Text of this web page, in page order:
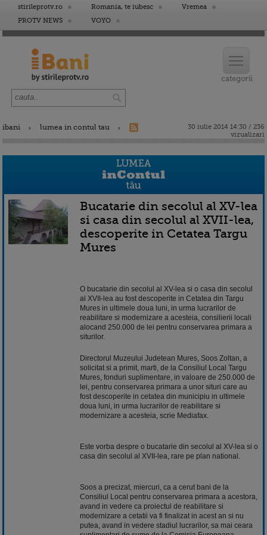
stirileprotv.ro Romania, te iubesc
Vremea
PROTV NEWS
VOYO
ibani lumea in contul tau
30 iulie 2014 14:30 / 236
vizualizari
Bucatarie din secolul al XV-lea
si casa din secolul al XVII-lea,
descoperite in Cetatea Targu
Mures
O bucatarie din secolul al XV-lea si o casa din secolul
al XVII-lea au fost descoperite in Cetatea din Targu
Mures in ultimele doua luni, in urma lucrarilor de
reabilitare si modernizare a acesteia, consilierii locali
alocand 250.000 de lei pentru conservarea primara a
siturilor.
Directorul Muzeului Judetean Mures, Soos Zoltan, a
solicitat si a primit, marti, de la Consiliul Local Targu
Mures, fonduri suplimentare, in valoare de 250.000 de
lei, pentru conservarea primara a unor situri care au
fost descoperite in cetatea din municipiu in ultimele
doua luni, in urma lucrarilor de reabilitare si
modernizare a acesteia, scrie Mediafax.
Este vorba despre o bucatarie din secolul al XV-lea si o
casa din secolul al XVII-lea, rare pe plan national.
Soos a precizat, miercuri, ca a cerut bani de la
Consiliul Local pentru conservarea primara a acestora,
avand in vedere ca proiectul de reabilitare si
modernizare a cetatii va fi finalizat in acest an si nu
putea, avand in vedere stadiul lucrarilor, sa mai ceara